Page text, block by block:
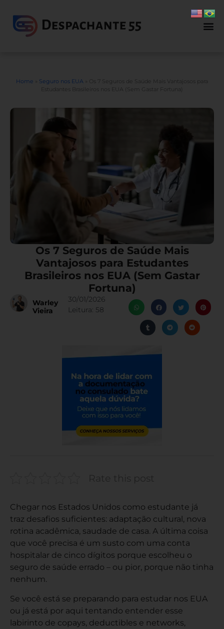
Home Seguro nos EUA
Os 7 Seguros de Saúde Mais Vantajosos para
Estudantes Brasileiros nos EUA (Sem Gastar Fortuna)
Os 7 Seguros de Saúde Mais
Vantajosos para Estudantes
Brasileiros nos EUA (Sem Gastar
Fortuna)
Warley
Vieira
30/01/2026
Leitura: 58
Chegar nos Estados Unidos como estudante já
traz desafios suficientes: adaptação cultural, nova
rotina acadêmica, saudade de casa. A última coisa
que você precisa é um susto com uma conta
hospitalar de cinco dígitos porque escolheu o
seguro de saúde errado – ou pior, porque não tinha
nenhum.
Se você está se preparando para estudar nos EUA
ou já está por aqui tentando entender esse
labirinto de copays, deductibles e networks,